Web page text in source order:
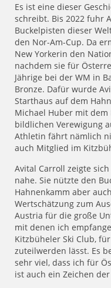
Es ist eine dieser
schreibt. Bis 2022 fuhr
Buckelpisten dieser
den Nor-Am-Cup. Da
New Yorkerin den
nachdem sie für
Jährige bei der WM in
Bronze. Dafür wurde
Starthaus auf dem
Michael Huber mit
bildlichen Verewigung
Athletin fährt nämlich
auch Mitglied im
Avital Carroll zeigte
nahe. Sie nützte den
Hahnenkamm aber
Wertschätzung zum
Austria für die große
mit denen ich
Kitzbüheler Ski Club,
zuteilwerden lässt. Es
sehr viel, dass ich für
ist auch ein Zeichen